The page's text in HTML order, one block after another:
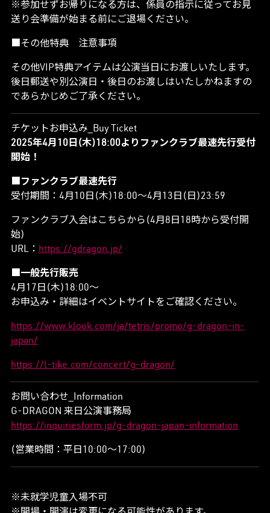
※参加せずお帰りになる方は、係員の指示に従ってお見
送り会準備が始まる前にご退場ください。
■その他特典 注意事項
その他VIP特典アイテムは公演当日にお渡しいたします。
後日郵送や別公演日・後日のお渡しはいたしかねますの
であらかじめご了承ください。
チケットお申込み_Buy Ticket
2025年4月10日(木)18:00よりファンクラブ最速先行受付
開始！
■ファンクラブ最速先行
受付期間：4月10日(木)18:00～4月13日(日)23:59
ファンクラブ入会はこちらから(4月8日18時から受付開
始)
URL： https://gdragon.jp/
■一般先行販売
4月17日(木)18:00～
お申込み・詳細はイベントサイトをご確認ください。
https://www.klook.com/ja/tetris/promo/g-dragon-in-
japan/
https://l-tike.com/concert/g-dragon/
お問い合わせ_Information
G-DRAGON 来日公演事務局
https://inquiriesform.jp/g-dragon-japan-information
(営業時間：平日10:00～17:00)
※未就学児童入場不可